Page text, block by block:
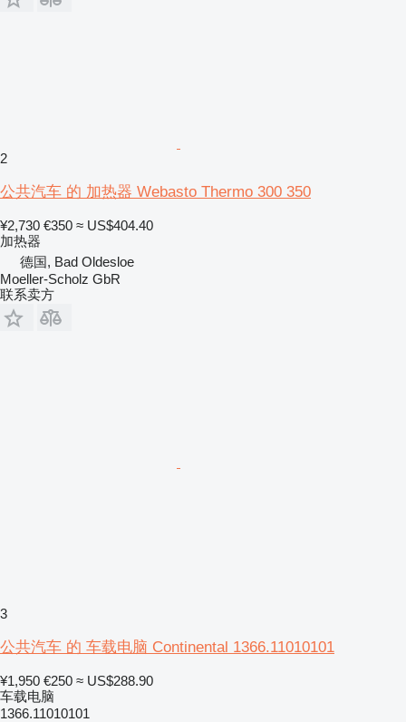
2
公共汽车 的 加热器 Webasto Thermo 300 350
¥2,730 €350 ≈ US$404.40
加热器
德国, Bad Oldesloe
Moeller-Scholz GbR
联系卖方
3
公共汽车 的 车载电脑 Continental 1366.11010101
¥1,950 €250 ≈ US$288.90
车载电脑
1366.11010101